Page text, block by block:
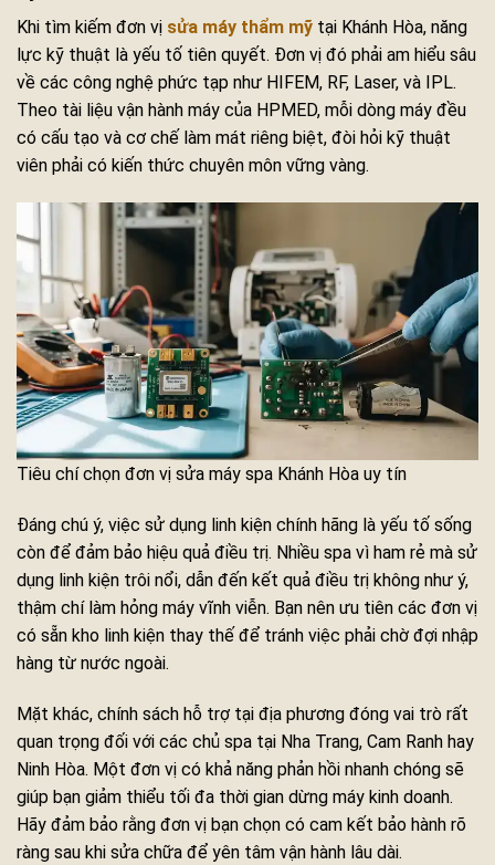
Khi tìm kiếm đơn vị sửa máy thẩm mỹ tại Khánh Hòa, năng
lực kỹ thuật là yếu tố tiên quyết. Đơn vị đó phải am hiểu sâu
về các công nghệ phức tạp như HIFEM, RF, Laser, và IPL.
Theo tài liệu vận hành máy của HPMED, mỗi dòng máy đều
có cấu tạo và cơ chế làm mát riêng biệt, đòi hỏi kỹ thuật
viên phải có kiến thức chuyên môn vững vàng.
Tiêu chí chọn đơn vị sửa máy spa Khánh Hòa uy tín
Đáng chú ý, việc sử dụng linh kiện chính hãng là yếu tố sống
còn để đảm bảo hiệu quả điều trị. Nhiều spa vì ham rẻ mà sử
dụng linh kiện trôi nổi, dẫn đến kết quả điều trị không như ý,
thậm chí làm hỏng máy vĩnh viễn. Bạn nên ưu tiên các đơn vị
có sẵn kho linh kiện thay thế để tránh việc phải chờ đợi nhập
hàng từ nước ngoài.
Mặt khác, chính sách hỗ trợ tại địa phương đóng vai trò rất
quan trọng đối với các chủ spa tại Nha Trang, Cam Ranh hay
Ninh Hòa. Một đơn vị có khả năng phản hồi nhanh chóng sẽ
giúp bạn giảm thiểu tối đa thời gian dừng máy kinh doanh.
Hãy đảm bảo rằng đơn vị bạn chọn có cam kết bảo hành rõ
ràng sau khi sửa chữa để yên tâm vận hành lâu dài.